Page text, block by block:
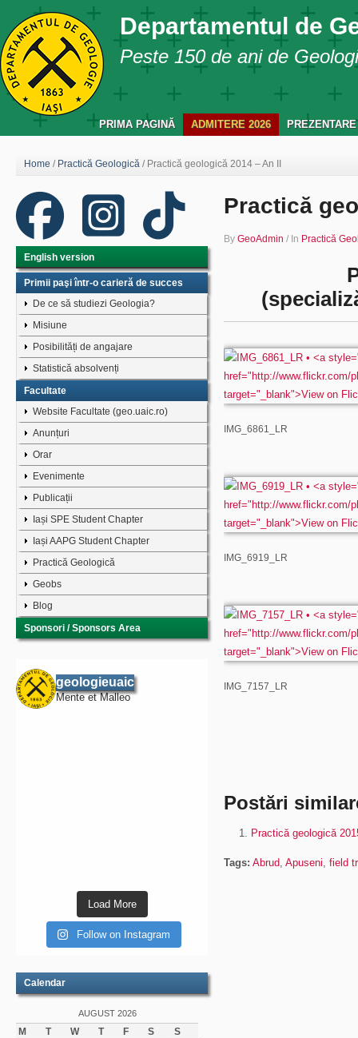
Departamentul de
Peste 150 de ani de
PRIMA PAGINĂ ADMITERE 2026 PREZENTARE
Home / Practică Geologică / Practică geologică 2014 – An II
Practică
By GeoAdmin / In Practică
IMG_6861_LR
IMG_6919_LR
IMG_7157_LR
Postări
Practică geologică
Tags: Abrud, Apuseni, field
English version
Primii paşi într-o carieră de succes
De ce să studiezi Geologia?
Misiune
Posibilități de angajare
Statistică absolvenți
Facultate
Website Facultate (geo.uaic.ro)
Anunțuri
Orar
Evenimente
Publicații
Iași SPE Student Chapter
Iași AAPG Student Chapter
Practică Geologică
Geobs
Blog
Sponsori / Sponsors Area
geologieuaic
Mente et Malleo
Load More
Follow on Instagram
Calendar
AUGUST 2026
M T W T F S
S